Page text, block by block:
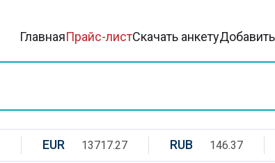
ГлавнаяПрайс-листСкачать анкету
EUR 13717.27 RUB 146.37